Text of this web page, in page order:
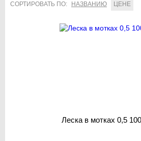
СОРТИРОВАТЬ ПО:
НАЗВАНИЮ ЦЕНЕ
Леска в мотках 0,5